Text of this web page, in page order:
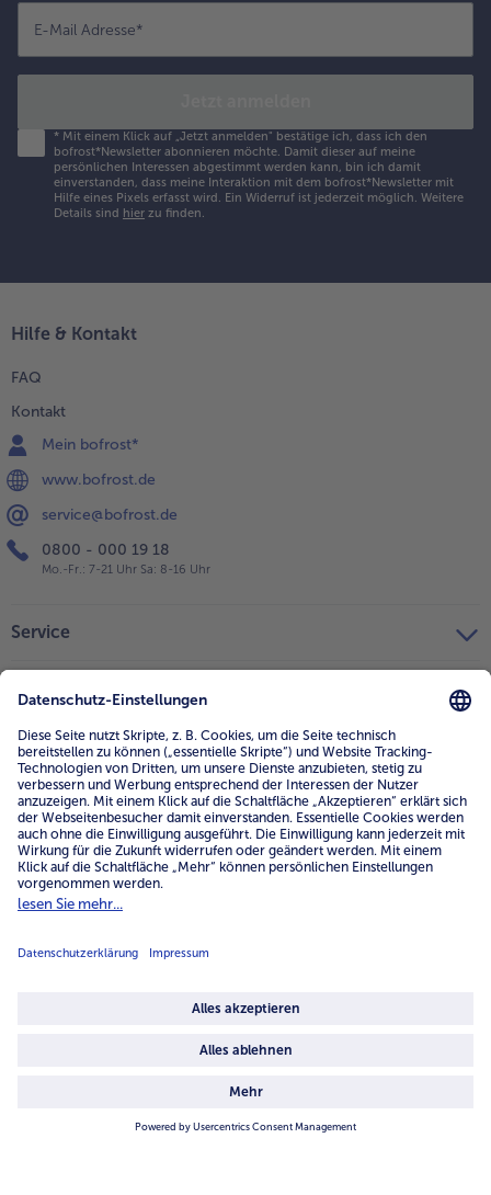
E-Mail Adresse*
* Mit einem Klick auf „Jetzt anmelden" bestätige ich, dass ich den
bofrost*Newsletter abonnieren möchte. Damit dieser auf meine
persönlichen Interessen abgestimmt werden kann, bin ich damit
einverstanden, dass meine Interaktion mit dem bofrost*Newsletter mit
Hilfe eines Pixels erfasst wird. Ein Widerruf ist jederzeit möglich. Weitere
Details sind hier zu finden.
Hilfe & Kontakt
FAQ
Kontakt
Mein bofrost*
www.bofrost.de
service@bofrost.de
0800 - 000 19 18
Mo.-Fr.: 7-21 Uhr Sa: 8-16 Uhr
Service
Über uns
Land / Sprache wählen